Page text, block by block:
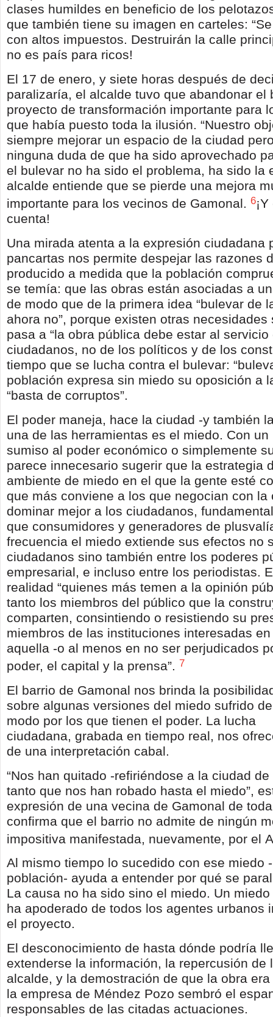
clases humildes en beneficio de los
que también tiene su imagen en carteles:
con altos impuestos. Destruirán la calle
no es país para ricos!
El 17 de enero, y siete horas después de
paralizaría, el alcalde tuvo que abandonar el
proyecto de transformación importante para
que había puesto toda la ilusión. “Nuestro
siempre mejorar un espacio de la ciudad
ninguna duda de que ha sido aprovechado
el bulevar no ha sido el problema, ha sido la
alcalde entiende que se pierde una mejora
importante para los vecinos de Gamonal. 6
cuenta!
Una mirada atenta a la expresión ciudadana
pancartas nos permite despejar las razones
producido a medida que la población
se temía: que las obras están asociadas a
de modo que de la primera idea “bulevar de
ahora no”, porque existen otras necesidades
pasa a “la obra pública debe estar al servicio
ciudadanos, no de los políticos y de los
tiempo que se lucha contra el bulevar:
población expresa sin miedo su oposición a
“basta de corruptos”.
El poder maneja, hace la ciudad -y también
una de las herramientas es el miedo. Con
sumiso al poder económico o simplemente
parece innecesario sugerir que la estrategia
ambiente de miedo en el que la gente esté
que más conviene a los que negocian con la
dominar mejor a los ciudadanos,
que consumidores y generadores de
frecuencia el miedo extiende sus efectos no
ciudadanos sino también entre los poderes
empresarial, e incluso entre los periodistas.
realidad “quienes más temen a la opinión
tanto los miembros del público que la
comparten, consintiendo o resistiendo su
miembros de las instituciones interesadas
aquella -o al menos en no ser perjudicados
poder, el capital y la prensa”. 7
El barrio de Gamonal nos brinda la
sobre algunas versiones del miedo sufrido
modo por los que tienen el poder. La lucha
ciudadana, grabada en tiempo real, nos
de una interpretación cabal.
“Nos han quitado -refiriéndose a la ciudad
tanto que nos han robado hasta el miedo”,
expresión de una vecina de Gamonal de
confirma que el barrio no admite de ningún
impositiva manifestada, nuevamente, por el
Al mismo tiempo lo sucedido con ese miedo
población- ayuda a entender por qué se
La causa no ha sido sino el miedo. Un
ha apoderado de todos los agentes urbanos
el proyecto.
El desconocimiento de hasta dónde podría
extenderse la información, la repercusión de
alcalde, y la demostración de que la obra
la empresa de Méndez Pozo sembró el
responsables de las citadas actuaciones.